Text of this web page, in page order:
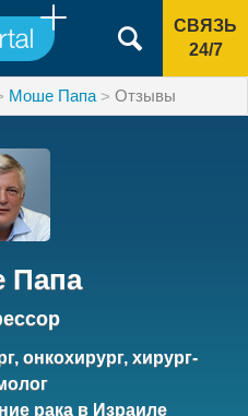
СВЯЗЬ
24/7
Моше Папа Отзывы
онкохирург, хирург-
рака в Израиле